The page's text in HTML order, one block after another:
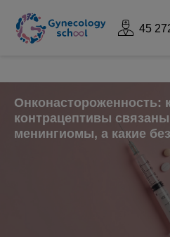
45
Онконастороженность:
контрацептивы
менингиомы, а какие